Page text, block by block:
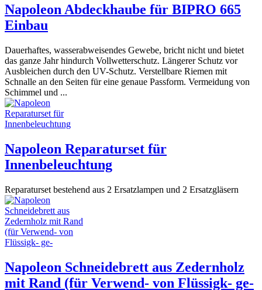
Napoleon Abdeckhaube für BIPRO 665
Einbau
Dauerhaftes, wasserabweisendes Gewebe, bricht nicht und bietet
das ganze Jahr hindurch Vollwetterschutz. Längerer Schutz vor
Ausbleichen durch den UV-Schutz. Verstellbare Riemen mit
Schnalle an den Seiten für eine genaue Passform. Vermeidung von
Schimmel und ...
Napoleon Reparaturset für
Innenbeleuchtung
Reparaturset bestehend aus 2 Ersatzlampen und 2 Ersatzgläsern
Napoleon Schneidebrett aus Zedernholz
mit Rand (für Verwend- von Flüssigk- ge-